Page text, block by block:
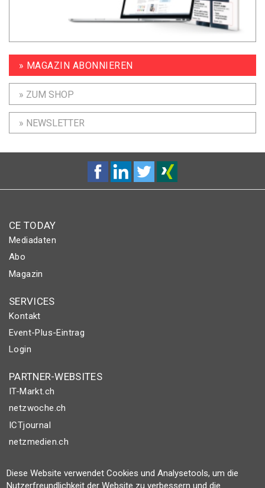
» MAGAZIN ABONNIEREN
» ZUM SHOP
» NEWSLETTER
CE TODAY
Mediadaten
Abo
Magazin
SERVICES
Kontakt
Event-Plus-Eintrag
Login
PARTNER-WEBSITES
IT-Markt.ch
netzwoche.ch
ICTjournal
netzmedien.ch
© NETZMEDIEN AG 2026
Impressum
Diese Website verwendet Cookies und Analysetools, um die
Nutzerfreundlichkeit der Website zu verbessern und die